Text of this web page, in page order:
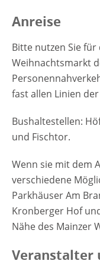
Anreise
Bitte nutzen Sie
Weihnachtsmarkt
fast allen Linien
Bushaltestellen:
und Fischtor.
Wenn sie mit dem
verschiedene
Parkhäuser Am
Kronberger Hof
Nähe des Mainzer
Veranstalter